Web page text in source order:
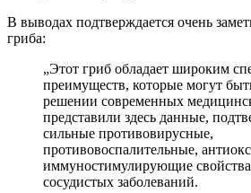
В выводах подтверждается очень
гриба:
„Этот гриб обладает широким
преимуществ, которые могут
решении современных
представили здесь данные,
сильные противовирусные,
противовоспалительные,
иммуностимулирующие свойства
сосудистых заболеваний.